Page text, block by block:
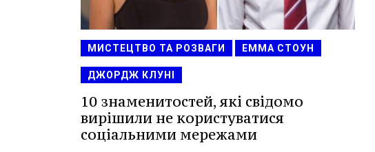
МИСТЕЦТВО ТА РОЗВАГИ ЕММА СТОУН
ДЖОРДЖ КЛУНІ
10 знаменитостей, які свідомо
вирішили не користуватися
соціальними мережами